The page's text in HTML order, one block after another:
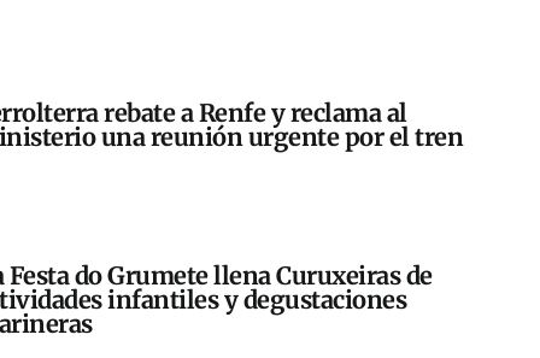
rebate a Renfe y reclama al
una reunión urgente por el tren
Festa do Grumete llena Curuxeiras de
infantiles y degustaciones